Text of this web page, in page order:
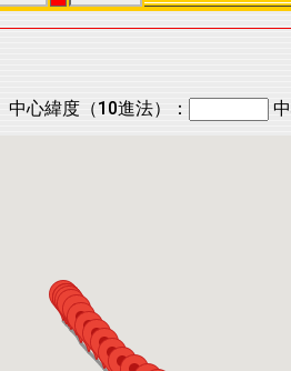
中心緯度（10進法）：